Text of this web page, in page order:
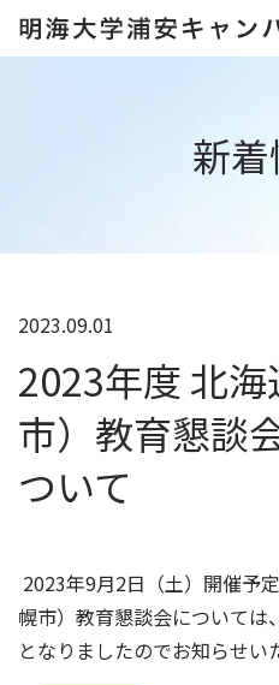
新
2023.09.01
2023年度 北
市）教育懇談
ついて
2023年9月2日（土）開催予
幌市）教育懇談会については
となりましたのでお知らせい